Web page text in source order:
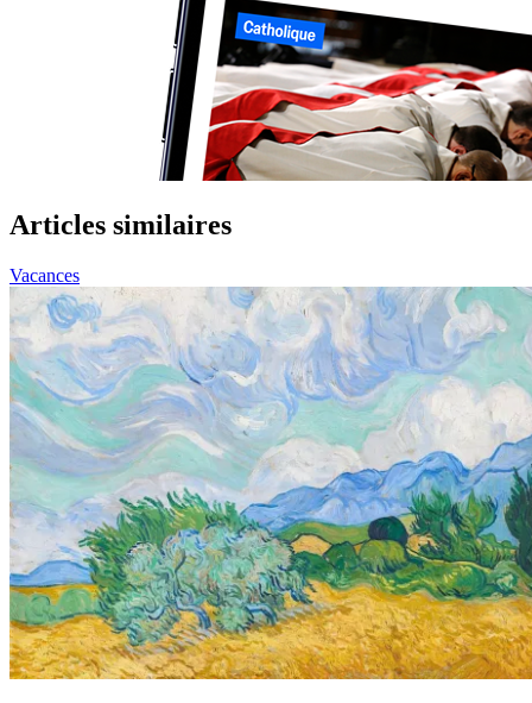
Articles similaires
Vacances